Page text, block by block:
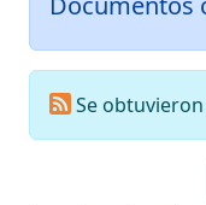
Se obtuvieron